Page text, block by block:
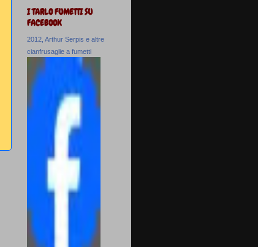
I TARLO FUMETTI SU
FACEBOOK
2012, Arthur Serpis e altre
cianfrusaglie a fumetti